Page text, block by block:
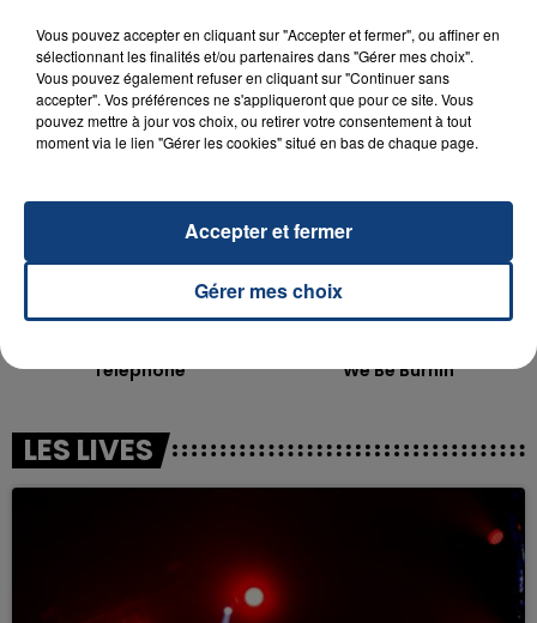
TITRES DIFFUSÉS
20h20
20h20
Telephone
20h17
20h17
We Be Burnin
LES LIVES
Vous pouvez accepter en cliquant sur "Accepter et fermer", ou affiner en
sélectionnant les finalités et/ou partenaires dans "Gérer mes choix".
Vous pouvez également refuser en cliquant sur "Continuer sans
accepter". Vos préférences ne s'appliqueront que pour ce site. Vous
pouvez mettre à jour vos choix, ou retirer votre consentement à tout
moment via le lien "Gérer les cookies" situé en bas de chaque page.
Gérer mes choix
Accepter et fermer